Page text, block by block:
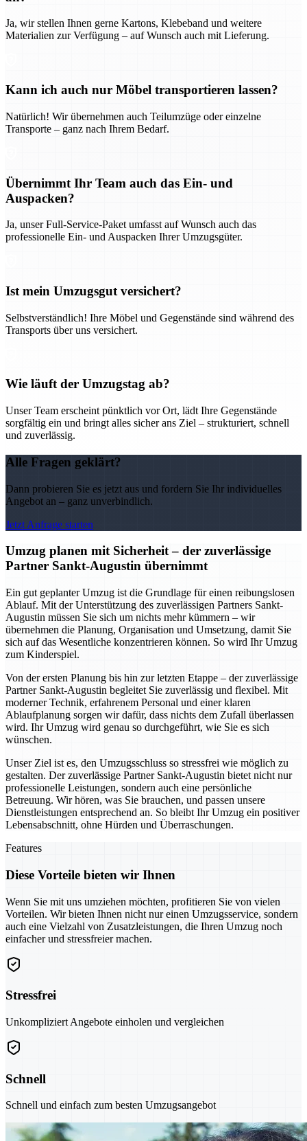
Ja, wir stellen Ihnen gerne Kartons, Klebeband und weitere
Materialien zur Verfügung – auf Wunsch auch mit Lieferung.
Kann ich auch nur Möbel transportieren lassen?
Natürlich! Wir übernehmen auch Teilumzüge oder einzelne
Transporte – ganz nach Ihrem Bedarf.
Übernimmt Ihr Team auch das Ein- und
Auspacken?
Ja, unser Full-Service-Paket umfasst auf Wunsch auch das
professionelle Ein- und Auspacken Ihrer Umzugsgüter.
Ist mein Umzugsgut versichert?
Selbstverständlich! Ihre Möbel und Gegenstände sind während des
Transports über uns versichert.
Wie läuft der Umzugstag ab?
Unser Team erscheint pünktlich vor Ort, lädt Ihre Gegenstände
sorgfältig ein und bringt alles sicher ans Ziel – strukturiert, schnell
und zuverlässig.
Alle Fragen geklärt?
Dann probieren Sie es jetzt aus und fordern Sie Ihr individuelles
Angebot an – ganz unverbindlich.
Jetzt Anfrage starten
Umzug planen mit Sicherheit – der zuverlässige
Partner Sankt-Augustin übernimmt
Ein gut geplanter Umzug ist die Grundlage für einen reibungslosen
Ablauf. Mit der Unterstützung des zuverlässigen Partners Sankt-
Augustin müssen Sie sich um nichts mehr kümmern – wir
übernehmen die Planung, Organisation und Umsetzung, damit Sie
sich auf das Wesentliche konzentrieren können. So wird Ihr Umzug
zum Kinderspiel.
Von der ersten Planung bis hin zur letzten Etappe – der zuverlässige
Partner Sankt-Augustin begleitet Sie zuverlässig und flexibel. Mit
moderner Technik, erfahrenem Personal und einer klaren
Ablaufplanung sorgen wir dafür, dass nichts dem Zufall überlassen
wird. Ihr Umzug wird genau so durchgeführt, wie Sie es sich
wünschen.
Unser Ziel ist es, den Umzugsschluss so stressfrei wie möglich zu
gestalten. Der zuverlässige Partner Sankt-Augustin bietet nicht nur
professionelle Leistungen, sondern auch eine persönliche
Betreuung. Wir hören, was Sie brauchen, und passen unsere
Dienstleistungen entsprechend an. So bleibt Ihr Umzug ein positiver
Lebensabschnitt, ohne Hürden und Überraschungen.
Features
Diese Vorteile bieten wir Ihnen
Wenn Sie mit uns umziehen möchten, profitieren Sie von vielen
Vorteilen. Wir bieten Ihnen nicht nur einen Umzugsservice, sondern
auch eine Vielzahl von Zusatzleistungen, die Ihren Umzug noch
einfacher und stressfreier machen.
Stressfrei
Unkompliziert Angebote einholen und vergleichen
Schnell
Schnell und einfach zum besten Umzugsangebot